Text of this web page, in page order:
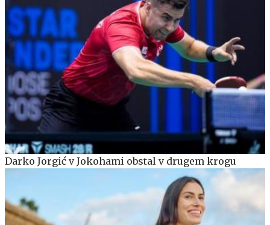
Darko Jorgić v Jokohami obstal v drugem krogu